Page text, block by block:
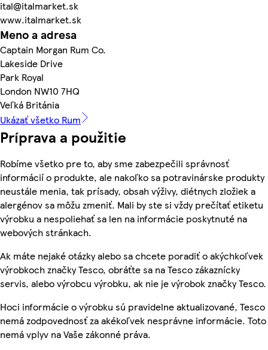
ital@italmarket.sk
www.italmarket.sk
Meno a adresa
Captain Morgan Rum Co.
Lakeside Drive
Park Royal
London NW10 7HQ
Veľká Británia
Ukázať všetko Rum
Príprava a použitie
Robíme všetko pre to, aby sme zabezpečili správnosť
informácií o produkte, ale nakoľko sa potravinárske produkty
neustále menia, tak prísady, obsah výživy, diétnych zložiek a
alergénov sa môžu zmeniť. Mali by ste si vždy prečítať etiketu
výrobku a nespoliehať sa len na informácie poskytnuté na
webových stránkach.
Ak máte nejaké otázky alebo sa chcete poradiť o akýchkoľvek
výrobkoch značky Tesco, obráťte sa na Tesco zákaznícky
servis, alebo výrobcu výrobku, ak nie je výrobok značky Tesco.
Hoci informácie o výrobku sú pravidelne aktualizované, Tesco
nemá zodpovednosť za akékoľvek nesprávne informácie. Toto
nemá vplyv na Vaše zákonné práva.